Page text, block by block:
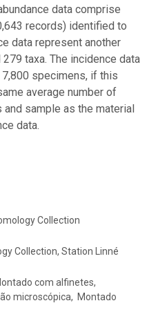
data comprise
records) identified to
data represent another
taxa. The incidence data
specimens, if this
average number of
sample as the material
data.
Collection
Collection, Station Linné
com alfinetes,
microscópica, Montado